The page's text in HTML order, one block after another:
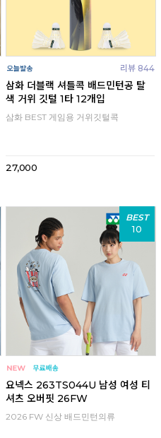
리뷰 844
삼화 더블랙 셔틀콕 배드민턴공 탈
색 거위 깃털 1타 12개입
삼화 BEST 게임용 거위깃털콕
27,000
BEST
10
요넥스 263TS044U 남성 여성 티
셔츠 오버핏 26FW
2026 FW 신상 배드민턴의류